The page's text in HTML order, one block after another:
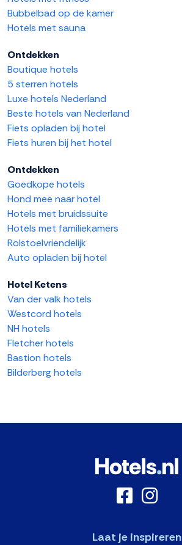
Bubbelbad op de kamer
Hotels met sauna
Ontdekken
Boutique hotels
5 sterren hotels
Luxe hotels Nederland
Beste hotels van Nederland
Fiets opladen bij hotel
Fiets huren bij het hotel
Ontdekken
Goedkope hotels
Hond mee naar hotel
Hotels met bruidssuite
Hotels met familiekamers
Rolstoelvriendelijk
Auto opladen bij hotel
Hotel Ketens
Van der valk hotels
Westcord hotels
NH hotels
Fletcher hotels
Bastion hotels
Bilderberg hotels
Laat je inspireren